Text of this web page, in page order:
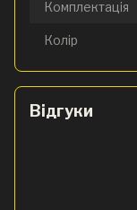
Комплектація
Колір
Відгуки